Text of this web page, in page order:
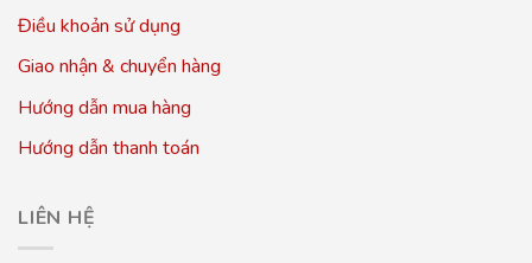
Điều khoản sử dụng
Giao nhận & chuyển hàng
Hướng dẫn mua hàng
Hướng dẫn thanh toán
LIÊN HỆ